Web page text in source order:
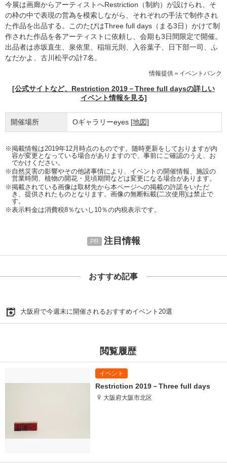
今展は画廊からアーティストへRestriction（制約）が設けられ、そ
の枠の中で表現の営為を模索しながら、それぞれの手法で制作され
た作品を出品する。このたびはThree full days（まる3日）かけて制
作された作品を各アーティストに依頼し、会期も3日間限定で開催。
出品者は赤坂直生、泉依里、稲垣元則、入谷葉子、日下部一司、ふ
なだかよ、古川松平の計7名。
情報提供＝イベントバンク
[公式サイトなど、Restriction 2019－Three full daysの詳しい
イベント情報を見る]
開催場所 Oギャラリーeyes [地図]
※掲載情報は2019年12月時点のものです。随時更新をしておりますが内
容が変更となっている場合がありますので、事前にご確認のうえ、お
でかけください。
※自然災害の影響やその他諸事情により、イベントの開催情報、施設の
営業時間、植物の開花・見頃期間などは変更になる場合があります。
※掲載されている画像は取材先から本ページへの掲載の許諾をいただ
き、提供されたものとなります。画像の無断転載(二次使用)は禁止で
す。
※表示料金は消費税8％ないし10％の内税表示です。
注目情報
おすすめ記事
大阪府で今週末に開催されるおすすめイベント20選
閲覧履歴
Restriction 2019－Three full days
大阪府大阪市北区